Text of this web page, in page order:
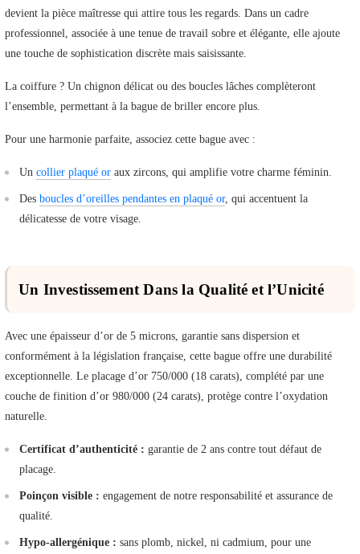
devient la pièce maîtresse qui attire tous les regards. Dans un cadre
professionnel, associée à une tenue de travail sobre et élégante, elle ajoute
une touche de sophistication discrète mais saisissante.
La coiffure ? Un chignon délicat ou des boucles lâches complèteront
l’ensemble, permettant à la bague de briller encore plus.
Pour une harmonie parfaite, associez cette bague avec :
Un collier plaqué or aux zircons, qui amplifie votre charme féminin.
Des boucles d’oreilles pendantes en plaqué or, qui accentuent la
délicatesse de votre visage.
Un Investissement Dans la Qualité et l’Unicité
Avec une épaisseur d’or de 5 microns, garantie sans dispersion et
conformément à la législation française, cette bague offre une durabilité
exceptionnelle. Le placage d’or 750/000 (18 carats), complété par une
couche de finition d’or 980/000 (24 carats), protège contre l’oxydation
naturelle.
Certificat d’authenticité : garantie de 2 ans contre tout défaut de
placage.
Poinçon visible : engagement de notre responsabilité et assurance de
qualité.
Hypo-allergénique : sans plomb, nickel, ni cadmium, pour une